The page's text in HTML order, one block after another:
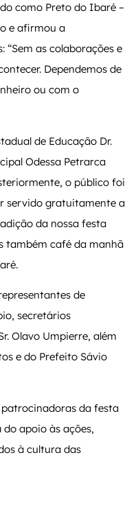
como Preto do Ibaré –
e afirmou a
as colaborações e
Dependemos de
ou com o
de Educação Dr.
Odessa Petrarca
o público foi
servido gratuitamente a
da nossa festa
também café da manhã
de
secretários
Olavo Umpierre, além
e do Prefeito Sávio
da festa
apoio às ações,
à cultura das